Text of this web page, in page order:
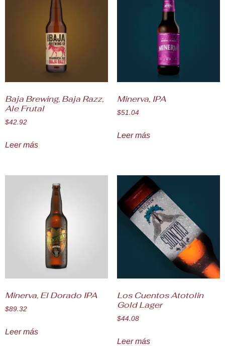
Baja Brewing, Baja Razz,
Ale Frutal
$42.92
Leer más
Minerva, IPA
$51.04
Leer más
Minerva, El Dorado IPA
$89.32
Leer más
Los Cuentos Atotolin
Gold Lager
$44.08
Leer más